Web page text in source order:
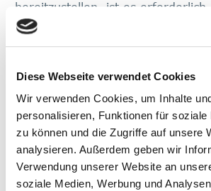
Diese Webseite verwendet Cookies
Wir verwenden Cookies, um Inhalte
personalisieren, Funktionen für soziale
zu können und die Zugriffe auf unsere
analysieren. Außerdem geben wir
Verwendung unserer Website an
soziale Medien, Werbung und
bereitzustellen, ist es
personenbezogene Daten von
von Ihnen erfassen, warum dies
personenbezogenen Daten
Verantwortlich für die
personenbezogener Daten auf
(siehe Impressum):